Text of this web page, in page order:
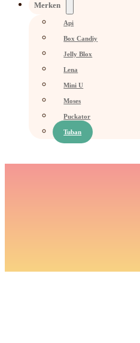
Merken
Api
Box Candiy
Jelly Blox
Lena
Mini U
Moses
Puckator
Tuban